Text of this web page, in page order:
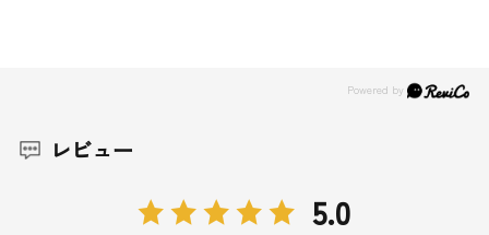
レビュー
5.0